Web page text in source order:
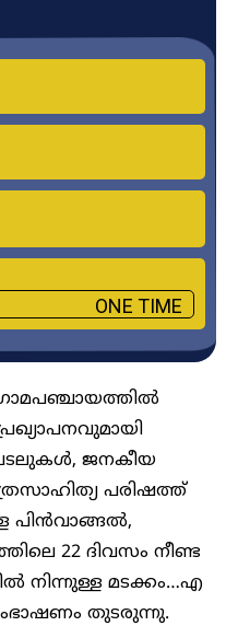
ONE TIME
ജനകീയ
പരിഷത്ത്
പിന്‍വാങ്ങല്‍,
22 ദിവസം നീണ്ട
നിന്നുള്ള മടക്കം…എ
തുടരുന്നു.